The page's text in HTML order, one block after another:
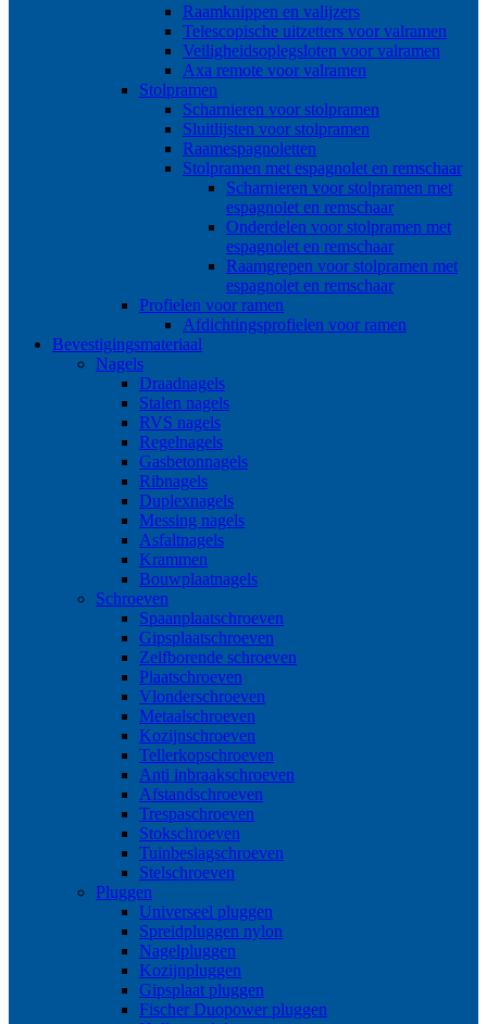
Raamknippen en valijzers
Telescopische uitzetters voor valramen
Veiligheidsoplegsloten voor valramen
Axa remote voor valramen
Stolpramen
Scharnieren voor stolpramen
Sluitlijsten voor stolpramen
Raamespagnoletten
Stolpramen met espagnolet en remschaar
Scharnieren voor stolpramen met
espagnolet en remschaar
Onderdelen voor stolpramen met
espagnolet en remschaar
Raamgrepen voor stolpramen met
espagnolet en remschaar
Profielen voor ramen
Afdichtingsprofielen voor ramen
Bevestigingsmateriaal
Nagels
Draadnagels
Stalen nagels
RVS nagels
Regelnagels
Gasbetonnagels
Ribnagels
Duplexnagels
Messing nagels
Asfaltnagels
Krammen
Bouwplaatnagels
Schroeven
Spaanplaatschroeven
Gipsplaatschroeven
Zelfborende schroeven
Plaatschroeven
Vlonderschroeven
Metaalschroeven
Kozijnschroeven
Tellerkopschroeven
Anti inbraakschroeven
Afstandschroeven
Trespaschroeven
Stokschroeven
Tuinbeslagschroeven
Stelschroeven
Pluggen
Universeel pluggen
Spreidpluggen nylon
Nagelpluggen
Kozijnpluggen
Gipsplaat pluggen
Fischer Duopower pluggen